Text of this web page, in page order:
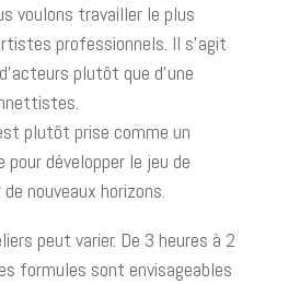
voulons travailler le plus
professionnels. Il s’agit
plutôt que d’une
plutôt prise comme un
développer le jeu de
nouveaux horizons.
peut varier. De 3 heures à 2
formules sont envisageables